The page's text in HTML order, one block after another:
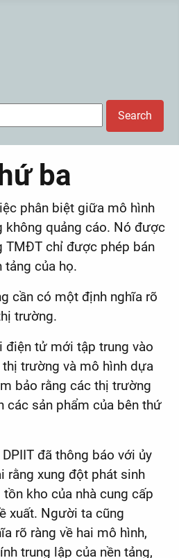
Search
ba
phân biệt giữa mô hình
không quảng cáo. Nó được
TMĐT chỉ được phép bán
tảng của họ.
cần có một định nghĩa rõ
trường.
điện tử mới tập trung vào
trường và mô hình dựa
bảo rằng các thị trường
sản phẩm của bên thứ
đã thông báo với ủy
rằng xung đột phát sinh
kho của nhà cung cấp
xuất. Người ta cũng
rõ ràng về hai mô hình,
trung lập của nền tảng,